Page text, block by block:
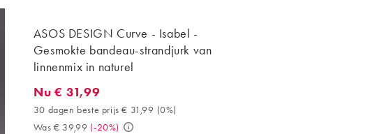
ASOS DESIGN Curve - Isabel -
Gesmokte bandeau-strandjurk van
linnenmix in naturel
Nu € 31,99. 30 dagen beste prijs € 31,99 (0%). Was € 39,99. (-20%)
Nu € 31,99
30 dagen beste prijs € 31,99 (0%)
Was € 39,99 (-20%)